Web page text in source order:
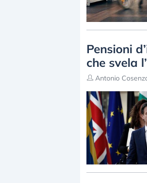
Pensioni
che svela
Antonio